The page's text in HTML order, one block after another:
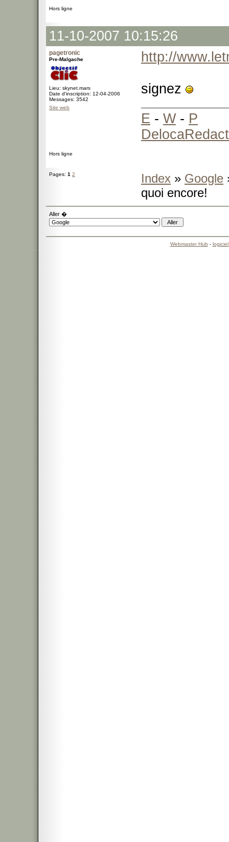
Hors ligne
11-10-2007 10:15:26
pagetronic
Pre-Malgache
Lieu: skynet.mars
Date d'inscription: 12-04-2006
Messages: 3542
Site web
http://
signez
E - W- P
Hors ligne
Pages: 1 2 Index » Google
quoi encore!
Aller �
Webmaster Hub -